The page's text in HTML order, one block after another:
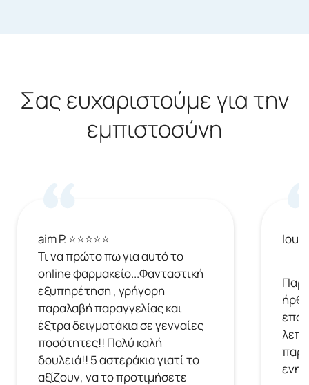
Σας ευχαριστούμε για την
εμπιστοσύνη
aim P. ⭐⭐⭐⭐⭐
Τι να πρώτο πω για αυτό το
online φαρμακείο...Φανταστική
εξυπηρέτηση , γρήγορη
παραλαβή παραγγελίας και
έξτρα δειγματάκια σε γενναίες
ποσότητες!! Πολύ καλή
δουλειά!! 5 αστεράκια γιατί το
αξίζουν, να το προτιμήσετε
Ioulia